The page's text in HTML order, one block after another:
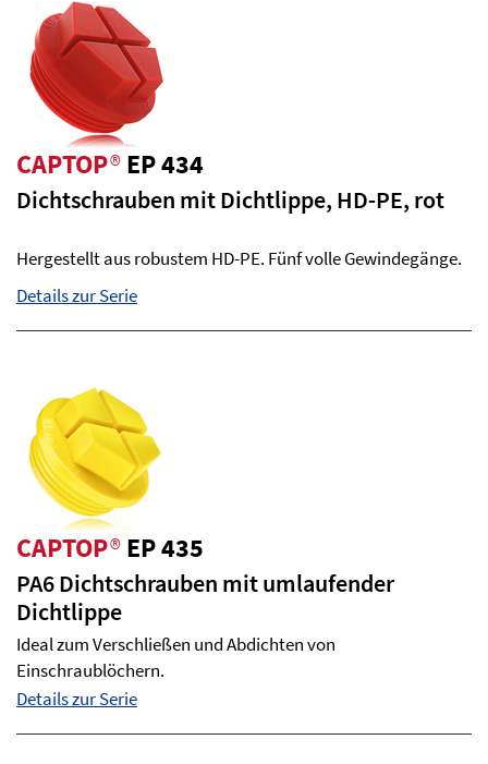
CAPTOP®EP 434
Dichtschrauben mit Dichtlippe, HD-PE, rot
Hergestellt aus robustem HD-PE. Fünf volle Gewindegänge.
Details zur Serie
CAPTOP®EP 435
PA6 Dichtschrauben mit umlaufender
Dichtlippe
Ideal zum Verschließen und Abdichten von
Einschraublöchern.
Details zur Serie